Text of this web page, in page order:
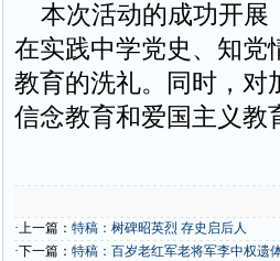
本次活动的成功开展
在实践中学党史、知党
教育的洗礼。同时，对
信念教育和爱国主义教
·上一篇： 特稿：树碑昭英烈 存史启后人
·下一篇： 特稿：百岁老红军老将军李中权遗